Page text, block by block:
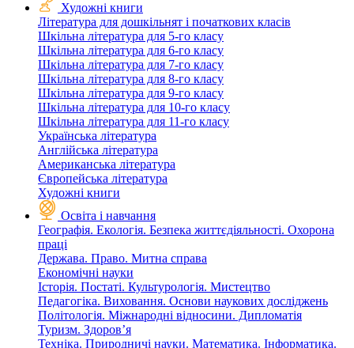
Художні книги
Література для дошкільнят і початкових класів
Шкільна література для 5-го класу
Шкільна література для 6-го класу
Шкільна література для 7-го класу
Шкільна література для 8-го класу
Шкільна література для 9-го класу
Шкільна література для 10-го класу
Шкільна література для 11-го класу
Українська література
Англійська література
Американська література
Європейська література
Художні книги
Освіта і навчання
Географія. Екологія. Безпека життєдіяльності. Охорона
праці
Держава. Право. Митна справа
Економічні науки
Історія. Постаті. Культурологія. Мистецтво
Педагогіка. Виховання. Основи наукових досліджень
Політологія. Міжнародні відносини. Дипломатія
Туризм. Здоров’я
Техніка. Природничі науки. Математика. Інформатика.